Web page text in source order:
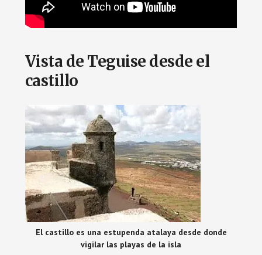
Vista de Teguise desde el
castillo
El castillo es una estupenda atalaya desde donde
vigilar las playas de la isla